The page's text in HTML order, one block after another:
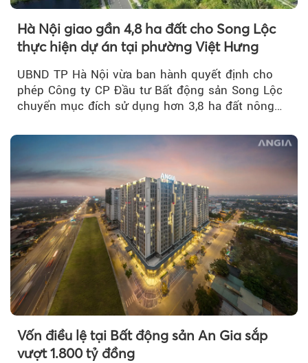
Hà Nội giao gần 4,8 ha đất cho Song Lộc
thực hiện dự án tại phường Việt Hưng
UBND TP Hà Nội vừa ban hành quyết định cho
phép Công ty CP Đầu tư Bất động sản Song Lộc
chuyển mục đích sử dụng hơn 3,8 ha đất nông
Vốn điều lệ tại Bất động sản An Gia sắp
vượt 1.800 tỷ đồng